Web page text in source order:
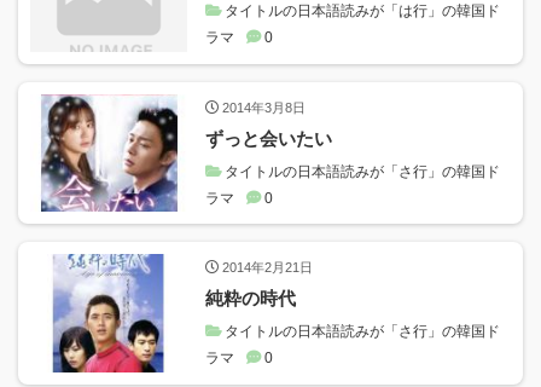
タイトルの日本語読みが「は行」の韓国ド
ラマ
0
2014年3月8日
ずっと会いたい
タイトルの日本語読みが「さ行」の韓国ド
ラマ
0
2014年2月21日
純粋の時代
タイトルの日本語読みが「さ行」の韓国ド
ラマ
0